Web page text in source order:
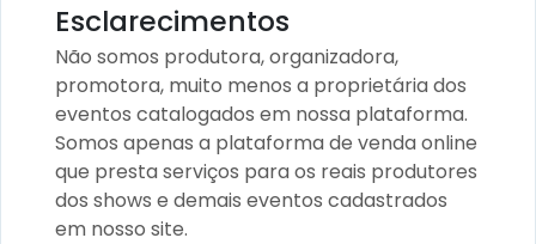
Esclarecimentos
Não somos produtora, organizadora,
promotora, muito menos a proprietária dos
eventos catalogados em nossa plataforma.
Somos apenas a plataforma de venda online
que presta serviços para os reais produtores
dos shows e demais eventos cadastrados
em nosso site.